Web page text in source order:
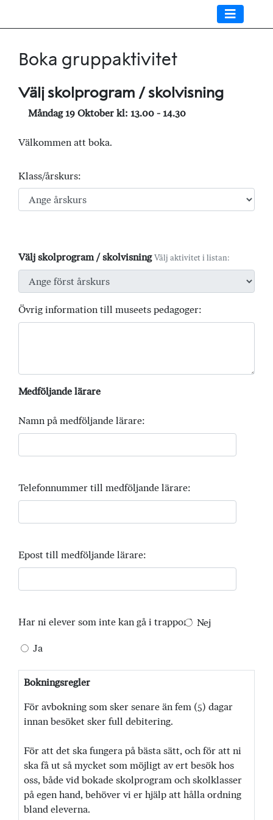
Boka gruppaktivitet
Välj skolprogram / skolvisning
Måndag 19 Oktober kl: 13.00 - 14.30
Välkommen att boka.
Klass/årskurs:
Välj skolprogram / skolvisning Välj aktivitet i listan:
Övrig information till museets pedagoger:
Medföljande lärare
Namn på medföljande lärare:
Telefonnummer till medföljande lärare:
Epost till medföljande lärare:
Har ni elever som inte kan gå i trappor? Nej
Ja
Bokningsregler
För avbokning som sker senare än fem (5) dagar
innan besöket sker full debitering.
För att det ska fungera på bästa sätt, och för att ni
ska få ut så mycket som möjligt av ert besök hos
oss, både vid bokade skolprogram och skolklasser
på egen hand, behöver vi er hjälp att hålla ordning
bland eleverna.